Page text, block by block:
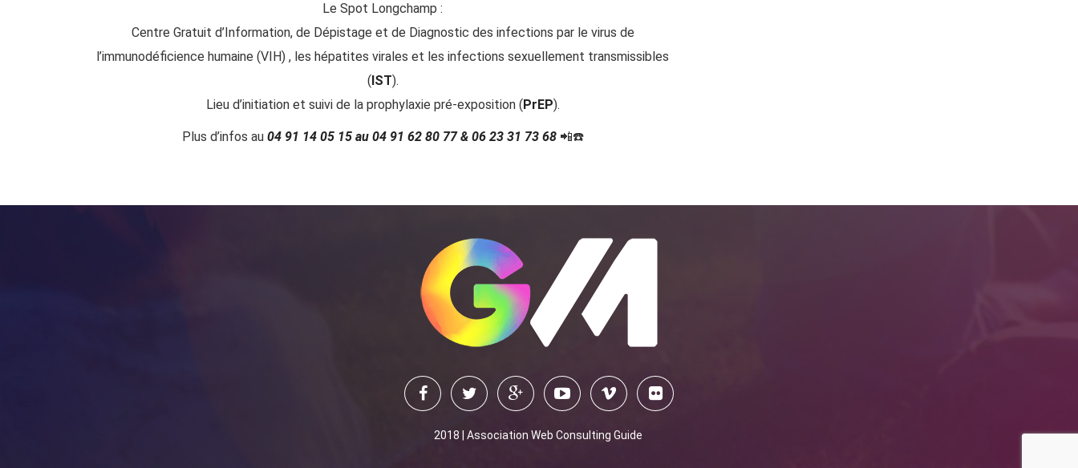
Le Spot Longchamp :
Centre Gratuit d’Information, de Dépistage et de Diagnostic des infections par le virus de
l’immunodéficience humaine (VIH) , les hépatites virales et les infections sexuellement transmissibles
(IST).
Lieu d’initiation et suivi de la prophylaxie pré-exposition (PrEP).
Plus d’infos au 04 91 14 05 15 au 04 91 62 80 77 & 06 23 31 73 68📲☎️
2018 | Association Web Consulting Guide